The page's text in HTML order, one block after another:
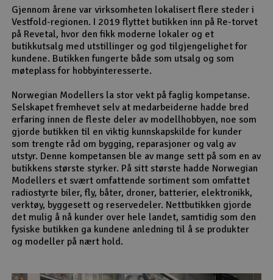
Gjennom årene var virksomheten lokalisert flere steder i
Vestfold-regionen. I 2019 flyttet butikken inn på Re-torvet
på Revetal, hvor den fikk moderne lokaler og et
butikkutsalg med utstillinger og god tilgjengelighet for
kundene. Butikken fungerte både som utsalg og som
møteplass for hobbyinteresserte.
Norwegian Modellers la stor vekt på faglig kompetanse.
Selskapet fremhevet selv at medarbeiderne hadde bred
erfaring innen de fleste deler av modellhobbyen, noe som
gjorde butikken til en viktig kunnskapskilde for kunder
som trengte råd om bygging, reparasjoner og valg av
utstyr. Denne kompetansen ble av mange sett på som en av
butikkens største styrker. På sitt største hadde Norwegian
Modellers et svært omfattende sortiment som omfattet
radiostyrte biler, fly, båter, droner, batterier, elektronikk,
verktøy, byggesett og reservedeler. Nettbutikken gjorde
det mulig å nå kunder over hele landet, samtidig som den
fysiske butikken ga kundene anledning til å se produkter
og modeller på nært hold.